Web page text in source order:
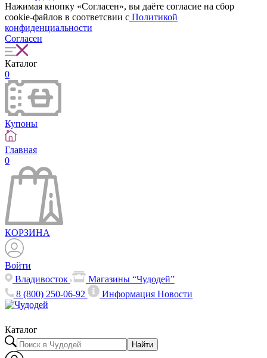
Нажимая кнопку «Согласен», вы даёте cогласие на сбор
cookie-файлов в соответсвии с Политикой
конфиденциальности
Согласен
Каталог
0
Купоны
Главная
0
КОРЗИНА
Войти
Владивосток
Магазины “Чудодей”
8 (800) 250-06-92
ИнформацияНовости
Каталог
Найти